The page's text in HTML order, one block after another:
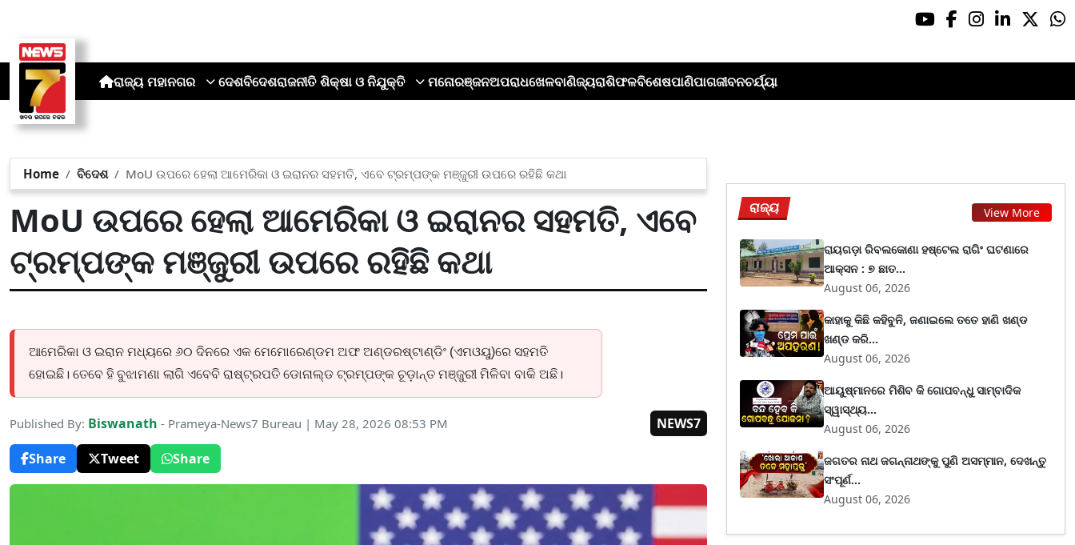
ରାଜ୍ୟ ମହାନଗର ଦେଶବିଦେଶରାଜନୀତି ଶିକ୍ଷା ଓ ନିଯୁକ୍ତି ମନୋରଞ୍ଜନଅପରାଧଖେଳବାଣିଜ୍ୟରାଶିଫଳବିଶେଷପାଣିପାଗଜୀବନଚର୍ଯ୍ୟା
Home ବିଦେଶ MoU ଉପରେ ହେଲା ଆମେରିକା ଓ ଇରାନର ସହମତି, ଏବେ ଟ୍ରମ୍ପଙ୍କ ମଞ୍ଜୁରୀ ଉପରେ ରହିଛି କଥା
MoU ଉପରେ ହେଲା ଆମେରିକା ଓ ଇରାନର ସହମତି, ଏବେ
ଟ୍ରମ୍ପଙ୍କ ମଞ୍ଜୁରୀ ଉପରେ ରହିଛି କଥା
ଆମେରିକା ଓ ଇରାନ ମଧ୍ୟରେ ୬୦ ଦିନରେ ଏକ ମେମୋରେଣ୍ଡମ ଅଫ ଅଣ୍ଡରଷ୍ଟାଣ୍ଡିଂ (ଏମଓୟୁ)ରେ ସହମତି
ହୋଇଛି। ତେବେ ହି ବୁଝାମଣା ଲାଗି ଏବେବି ରାଷ୍ଟ୍ରପତି ଡୋନାଲ୍ଡ ଟ୍ରମ୍ପଙ୍କ ଚୂଡ଼ାନ୍ତ ମଞ୍ଜୁରୀ ମିଳିବା ବାକି ଅଛି।
Published By: Biswanath - Prameya-News7 Bureau | May 28, 2026 08:53 PM
NEWS7
Share
Tweet Share
ରାଜ୍ୟ View More
ରାୟଗଡ଼ା ରିବଲକୋଣା ହଷ୍ଟେଲ ରାଗିଂ ଘଟଣାରେ
ଆକ୍ସନ : ୭ ଛାତ...
August 06, 2026
କାହାକୁ କିଛି କହିବୁନି, ଜଣାଇଲେ ତତେ ହାଣି ଖଣ୍ଡ
ଖଣ୍ଡ କରି...
August 06, 2026
ଆୟୁଷ୍ମାନରେ ମିଶିବ କି ଗୋପବନ୍ଧୁ ସାମ୍ବାଦିକ
ସ୍ୱାସ୍ଥ୍ୟ...
August 06, 2026
ଜଗତର ନାଥ ଜଗନ୍ନାଥଙ୍କୁ ପୁଣି ଅସମ୍ମାନ, ଦେଖନ୍ତୁ
ସଂପୂର୍ଣ...
August 06, 2026